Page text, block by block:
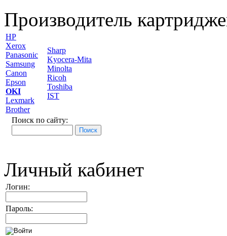
Производитель
HP
Xerox
Panasonic
Samsung
Canon
Epson
OKI
Lexmark
Brother
Sharp
Kyocera-Mita
Minolta
Ricoh
Toshiba
IST
Поиск по сайту:
Личный кабинет
Логин:
Пароль: